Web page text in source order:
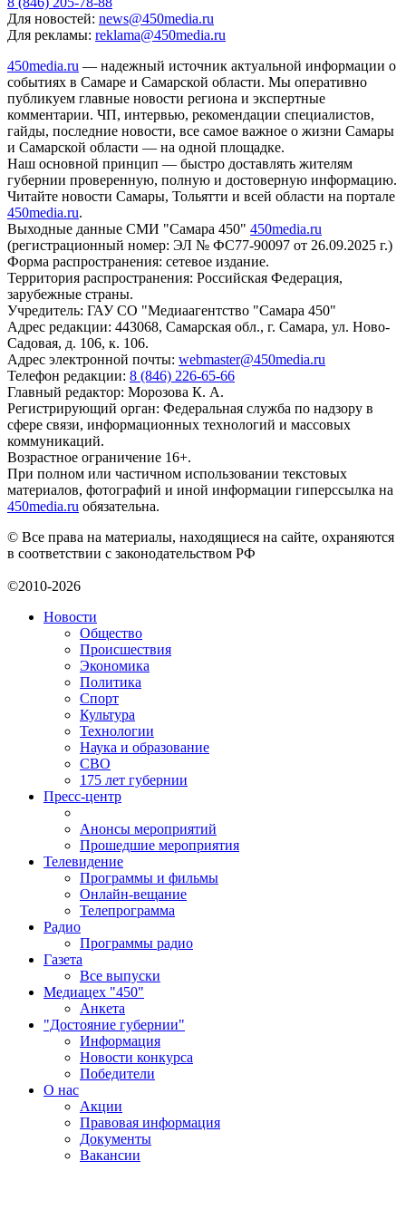
Для новостей: news@450media.ru
Для рекламы: reklama@450media.ru
450media.ru — надежный источник актуальной информации о
событиях в Самаре и Самарской области. Мы оперативно
публикуем главные новости региона и экспертные
комментарии. ЧП, интервью, рекомендации специалистов,
гайды, последние новости, все самое важное о жизни Самары
и Самарской области — на одной площадке.
Наш основной принцип — быстро доставлять жителям
губернии проверенную, полную и достоверную информацию.
Читайте новости Самары, Тольятти и всей области на портале
450media.ru.
Выходные данные СМИ "Самара 450" 450media.ru
(регистрационный номер: ЭЛ № ФС77-90097 от 26.09.2025 г.)
Форма распространения: сетевое издание.
Территория распространения: Российская Федерация,
зарубежные страны.
Учредитель: ГАУ СО "Медиаагентство "Самара 450"
Адрес редакции: 443068, Самарская обл., г. Самара, ул. Ново-
Садовая, д. 106, к. 106.
Адрес электронной почты: webmaster@450media.ru
Телефон редакции: 8 (846) 226-65-66
Главный редактор: Морозова К. А.
Регистрирующий орган: Федеральная служба по надзору в
сфере связи, информационных технологий и массовых
коммуникаций.
Возрастное ограничение 16+.
При полном или частичном использовании текстовых
материалов, фотографий и иной информации гиперссылка на
450media.ru обязательна.
© Все права на материалы, находящиеся на сайте, охраняются
в соответствии с законодательством РФ
©2010-2026
Новости
Общество
Происшествия
Экономика
Политика
Спорт
Культура
Технологии
Наука и образование
СВО
175 лет губернии
Пресс-центр
Анонсы мероприятий
Прошедшие мероприятия
Телевидение
Программы и фильмы
Онлайн-вещание
Телепрограмма
Радио
Программы радио
Газета
Все выпуски
Медиацех "450"
Анкета
"Достояние губернии"
Информация
Новости конкурса
Победители
О нас
Акции
Правовая информация
Документы
Вакансии